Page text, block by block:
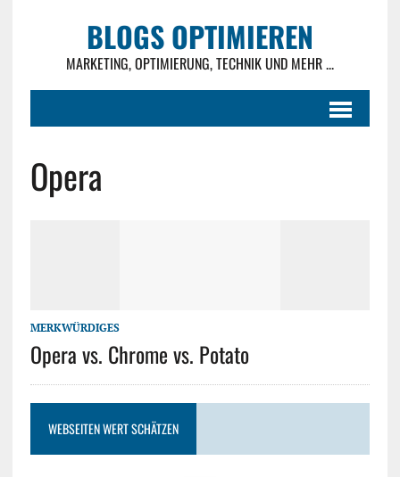
BLOGS OPTIMIEREN
MARKETING, OPTIMIERUNG, TECHNIK UND MEHR ...
Opera
MERKWÜRDIGES
Opera vs. Chrome vs. Potato
WEBSEITEN WERT SCHÄTZEN